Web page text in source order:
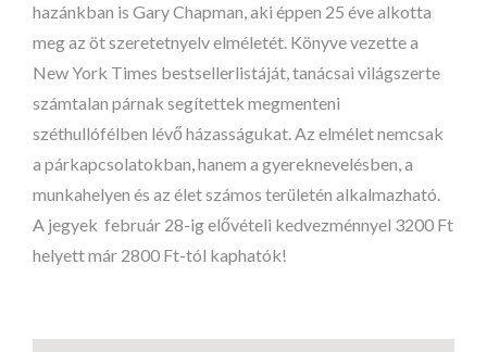
hazánkban is Gary Chapman, aki éppen 25 éve alkotta
meg az öt szeretetnyelv elméletét. Könyve vezette a
New York Times bestsellerlistáját, tanácsai világszerte
számtalan párnak segítettek megmenteni
széthullófélben lévő házasságukat. Az elmélet nemcsak
a párkapcsolatokban, hanem a gyereknevelésben, a
munkahelyen és az élet számos területén alkalmazható.
A jegyek február 28-ig elővételi kedvezménnyel 3200 Ft
helyett már 2800 Ft-tól kaphatók!